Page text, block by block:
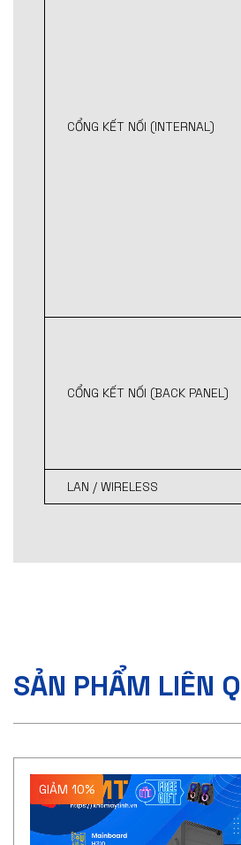
CỔNG KẾT NỐI (INTERNAL)
CỔNG KẾT NỐI (BACK PANEL)
LAN / WIRELESS
SẢN PHẨM LIÊN
GIẢM 10%